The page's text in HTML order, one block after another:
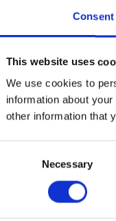
Consent
This website uses
We use cookies to
information about
other information that
Necessary